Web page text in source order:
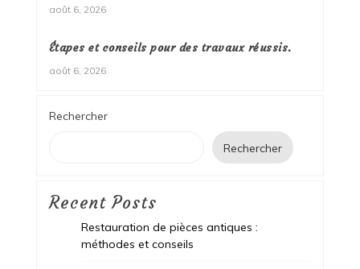
août 6, 2026
Étapes et conseils pour des travaux réussis.
août 6, 2026
Rechercher
Rechercher
Recent Posts
Restauration de pièces antiques :
méthodes et conseils